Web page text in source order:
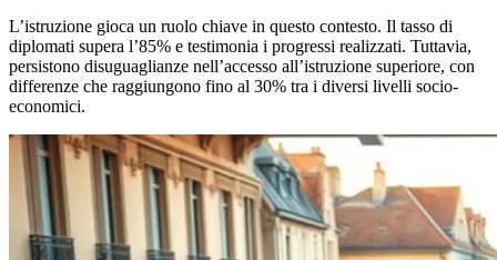
L’istruzione gioca un ruolo chiave in questo contesto. Il tasso di
diplomati supera l’85% e testimonia i progressi realizzati. Tuttavia,
persistono disuguaglianze nell’accesso all’istruzione superiore, con
differenze che raggiungono fino al 30% tra i diversi livelli socio-
economici.